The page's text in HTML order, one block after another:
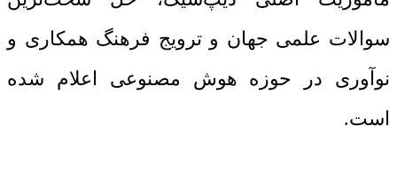
سوالات علمی جهان و ترویج فرهنگ همکاری و
نوآوری در حوزه هوش مصنوعی اعلام شده
است.